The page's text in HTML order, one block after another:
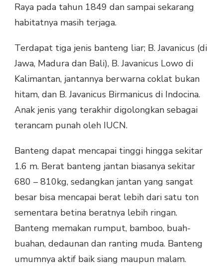
Raya pada tahun 1849 dan sampai sekarang
habitatnya masih terjaga.
Terdapat tiga jenis banteng liar; B. Javanicus (di
Jawa, Madura dan Bali), B. Javanicus Lowo di
Kalimantan, jantannya berwarna coklat bukan
hitam, dan B. Javanicus Birmanicus di Indocina.
Anak jenis yang terakhir digolongkan sebagai
terancam punah oleh IUCN.
Banteng dapat mencapai tinggi hingga sekitar
1.6 m. Berat banteng jantan biasanya sekitar
680 – 810kg, sedangkan jantan yang sangat
besar bisa mencapai berat lebih dari satu ton
sementara betina beratnya lebih ringan.
Banteng memakan rumput, bamboo, buah-
buahan, dedaunan dan ranting muda. Banteng
umumnya aktif baik siang maupun malam.